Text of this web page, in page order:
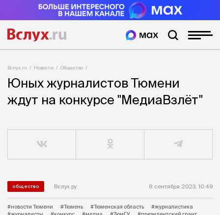
Вслух.ru Новости Общество
Юных журналистов Тюмени
ждут на конкурсе "МедиаВзлёт"
общество Вслух.ру 8 сентября 2023, 10:49
#новости Тюмени #Тюмень #Тюменская область
#журналистика